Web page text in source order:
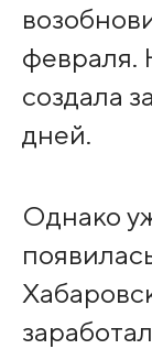
февраля.
создала
дней.
Однако